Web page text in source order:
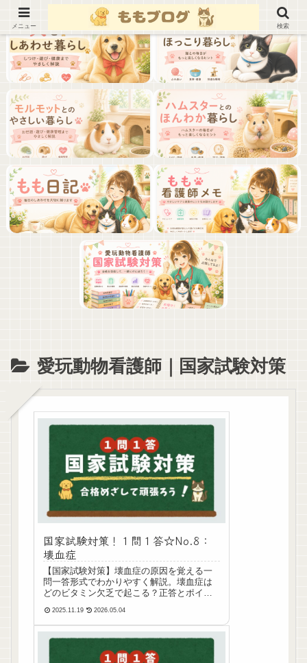
愛玩動物看護師｜国家試験対策
国家試験対策！１問１答☆No.8：
壊血症
【国家試験対策】壊血症の原因を覚える一
問一答形式でわかりやすく解説。壊血症は
どのビタミン欠乏で起こる？正答とポイン
2025.11.19 2026.05.04
メニュー 検索